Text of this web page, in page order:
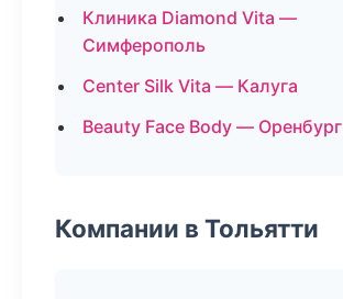
Клиника Diamond Vita —
Симферополь
Center Silk Vita — Калуга
Beauty Face Body — Оренбург
Компании в Тольятти